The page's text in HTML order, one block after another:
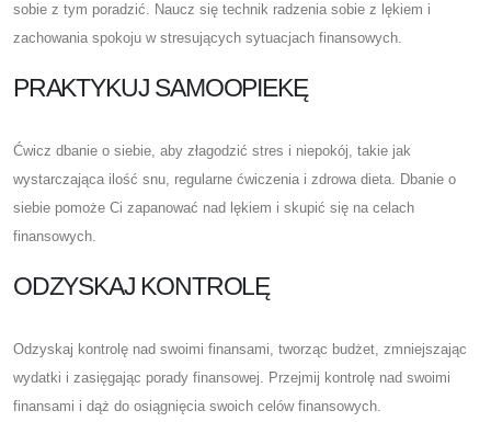
sobie z tym poradzić. Naucz się technik radzenia sobie z lękiem i
zachowania spokoju w stresujących sytuacjach finansowych.
PRAKTYKUJ SAMOOPIEKĘ
Ćwicz dbanie o siebie, aby złagodzić stres i niepokój, takie jak
wystarczająca ilość snu, regularne ćwiczenia i zdrowa dieta. Dbanie o
siebie pomoże Ci zapanować nad lękiem i skupić się na celach
finansowych.
ODZYSKAJ KONTROLĘ
Odzyskaj kontrolę nad swoimi finansami, tworząc budżet, zmniejszając
wydatki i zasięgając porady finansowej. Przejmij kontrolę nad swoimi
finansami i dąż do osiągnięcia swoich celów finansowych.